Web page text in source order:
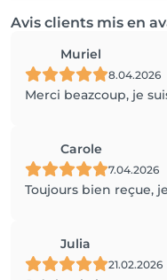
Avis clients mis en
Muriel
8.04.2026
Merci beazcoup, je
Carole
7.04.2026
Toujours bien reçue,
Julia
21.02.2026